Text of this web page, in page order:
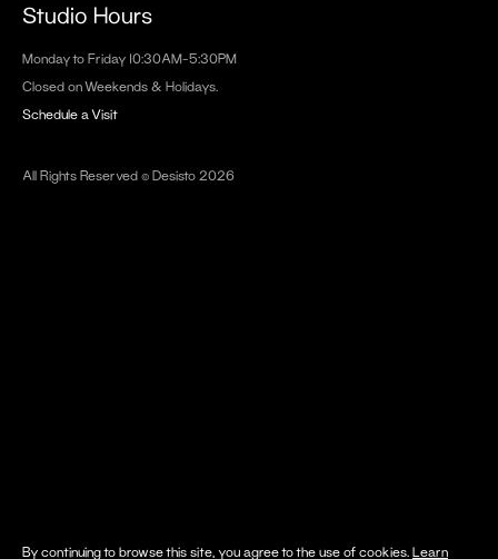
Studio Hours
Monday to Friday 10:30AM–5:30PM
Closed on Weekends & Holidays.
Schedule a Visit
All Rights Reserved © Desisto 2026
By continuing to browse this site, you agree to the use of cookies. Learn